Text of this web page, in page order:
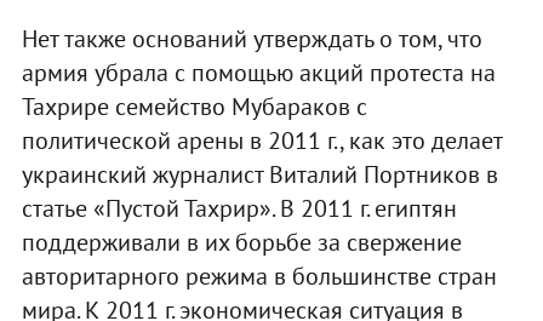
Нет также оснований утверждать о том, что
армия убрала с помощью акций протеста на
Тахрире семейство Мубараков с
политической арены в 2011 г., как это делает
украинский журналист Виталий Портников в
статье «Пустой Тахрир». В 2011 г. египтян
поддерживали в их борьбе за свержение
авторитарного режима в большинстве стран
мира. К 2011 г. экономическая ситуация в